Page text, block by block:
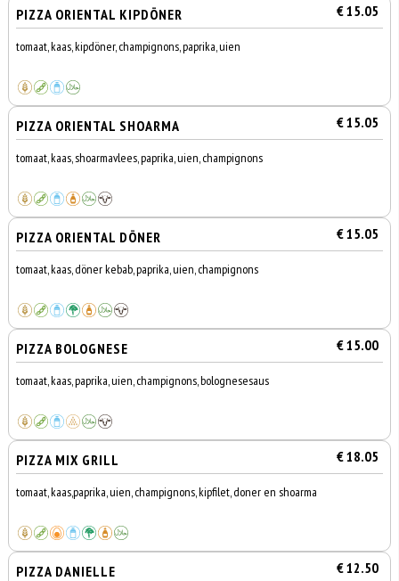
PIZZA ORIENTAL KIPDÖNER € 15.05
tomaat, kaas, kipdöner, champignons, paprika, uien
PIZZA ORIENTAL SHOARMA € 15.05
tomaat, kaas, shoarmavlees, paprika, uien, champignons
PIZZA ORIENTAL DÖNER € 15.05
tomaat, kaas, döner kebab, paprika, uien, champignons
PIZZA BOLOGNESE € 15.00
tomaat, kaas, paprika, uien, champignons, bolognesesaus
PIZZA MIX GRILL € 18.05
tomaat, kaas,paprika, uien, champignons, kipfilet, doner en shoarma
PIZZA DANIELLE € 12.50